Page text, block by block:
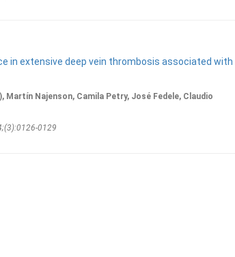
in extensive deep vein thrombosis associated with
Martín Najenson, Camila Petry, José Fedele, Claudio
0129